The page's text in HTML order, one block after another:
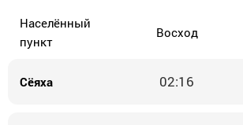
Населённый
пункт
Восход
Сёяха 02:16